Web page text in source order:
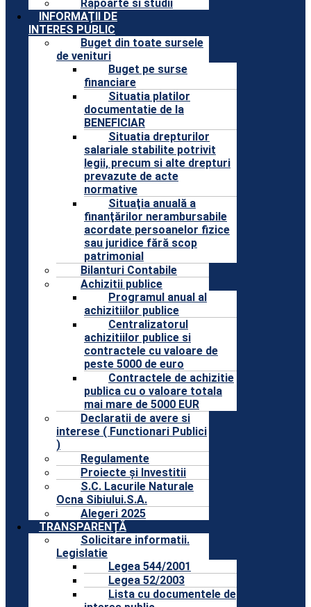
Rapoarte si studii
INFORMAȚII DE
INTERES PUBLIC
Buget din toate sursele
de venituri
Buget pe surse
financiare
Situatia platilor
documentatie de la
BENEFICIAR
Situatia drepturilor
salariale stabilite potrivit
legii, precum si alte drepturi
prevazute de acte
normative
Situaţia anuală a
finanţărilor nerambursabile
acordate persoanelor fizice
sau juridice fără scop
patrimonial
Bilanturi Contabile
Achizitii publice
Programul anual al
achizitiilor publice
Centralizatorul
achizitiilor publice si
contractele cu valoare de
peste 5000 de euro
Contractele de achizitie
publica cu o valoare totala
mai mare de 5000 EUR
Declaratii de avere si
interese ( Functionari Publici
)
Regulamente
Proiecte și Investitii
S.C. Lacurile Naturale
Ocna Sibiului.S.A.
Alegeri 2025
TRANSPARENȚĂ
Solicitare informatii.
Legislatie
Legea 544/2001
Legea 52/2003
Lista cu documentele de